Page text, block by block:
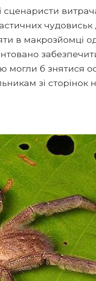
сценаристи
чудовиськ
в макрозйомці
могли б знятися
зі сторінок